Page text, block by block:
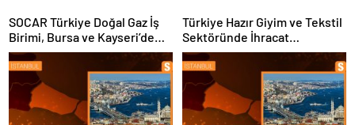
yapıyoruz
Buluştu
SOCAR Türkiye Doğal Gaz İş
Birimi, Bursa ve Kayseri’de
Şebeke Uzunluğunu Artıracak
Türkiye Hazır Giyim ve Tekstil
Sektöründe İhracat
Hedeflerini Açıkladı